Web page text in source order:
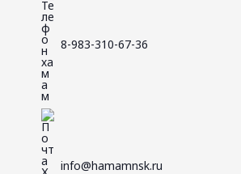
8-983-310-67-36
info@hamamnsk.ru